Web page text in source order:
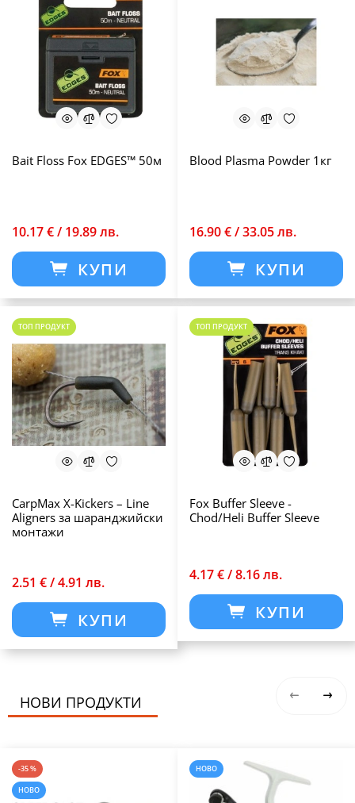
Bait Floss Fox EDGES™ 50м
10.17 € / 19.89 лв.
КУПИ
Blood Plasma Powder 1кг
16.90 € / 33.05 лв.
КУПИ
ТОП ПРОДУКТ
CarpMax X-Kickers – Line
Aligners за шаранджийски
монтажи
2.51 € / 4.91 лв.
КУПИ
ТОП ПРОДУКТ
Fox Buffer Sleeve -
Chod/Heli Buffer Sleeve
4.17 € / 8.16 лв.
КУПИ
НОВИ ПРОДУКТИ
-35 %
НОВО
НОВО